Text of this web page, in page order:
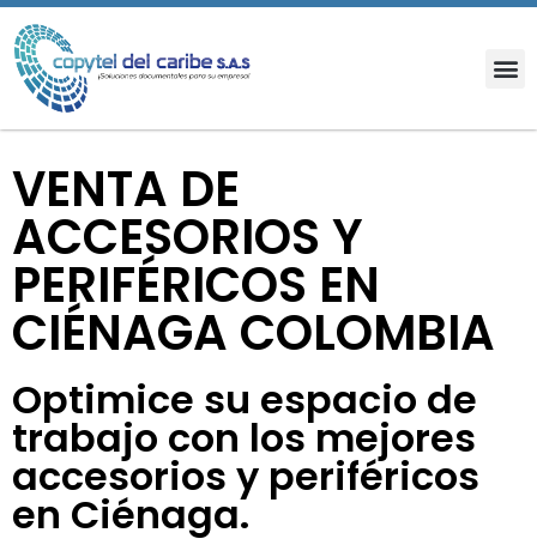
VENTA DE
ACCESORIOS Y
PERIFÉRICOS EN
CIÉNAGA COLOMBIA
Optimice su espacio de
trabajo con los mejores
accesorios y periféricos
en Ciénaga.